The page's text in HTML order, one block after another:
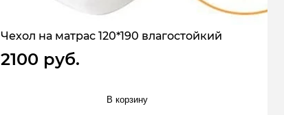
Чехол на матрас 120*190 влагостойкий
2100 руб.
В корзину